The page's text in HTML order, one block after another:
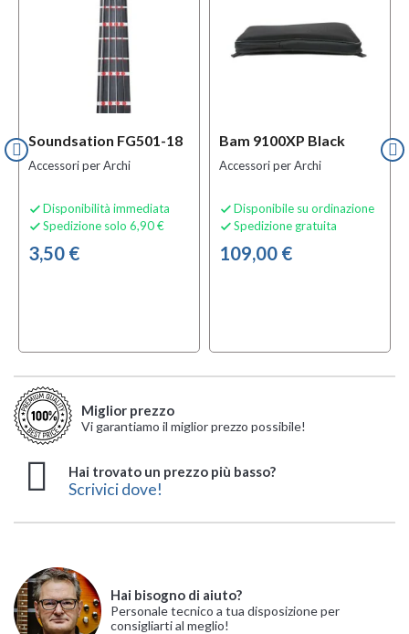
Soundsation FG501-18
Accessori per Archi
 Disponibilità immediata
 Spedizione solo 6,90 €
3,50 €
Bam 9100XP Black
Accessori per Archi
 Disponibile su ordinazione
 Spedizione gratuita
109,00 €
Miglior prezzo
Vi garantiamo il miglior prezzo possibile!
Hai trovato un prezzo più basso?
Scrivici dove!
Hai bisogno di aiuto?
Personale tecnico a tua disposizione per
consigliarti al meglio!